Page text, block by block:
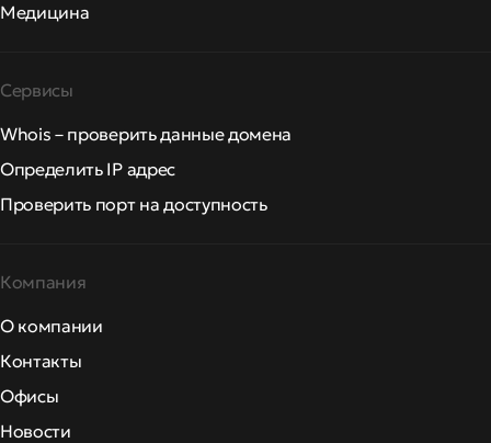
Медицина
Сервисы
Whois – проверить данные домена
Определить IP адрес
Проверить порт на доступность
Компания
О компании
Контакты
Офисы
Новости